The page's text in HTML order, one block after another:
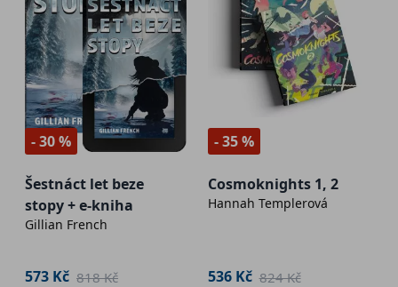
- 30 %
Šestnáct let beze
stopy + e-kniha
Gillian French
573 Kč 818 Kč
- 35 %
Cosmoknights 1, 2
Hannah Templerová
536 Kč 824 Kč